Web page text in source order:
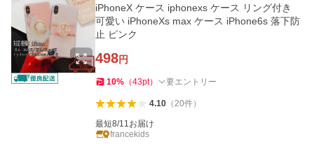
iPhoneX ケース iphonexs ケース リング付き
可愛い iPhoneXs max ケース iPhone6s 落下防
止 ピンク
498円
10% （43pt） 要エントリー
4.10（20件）
最短8/11お届け
francekids